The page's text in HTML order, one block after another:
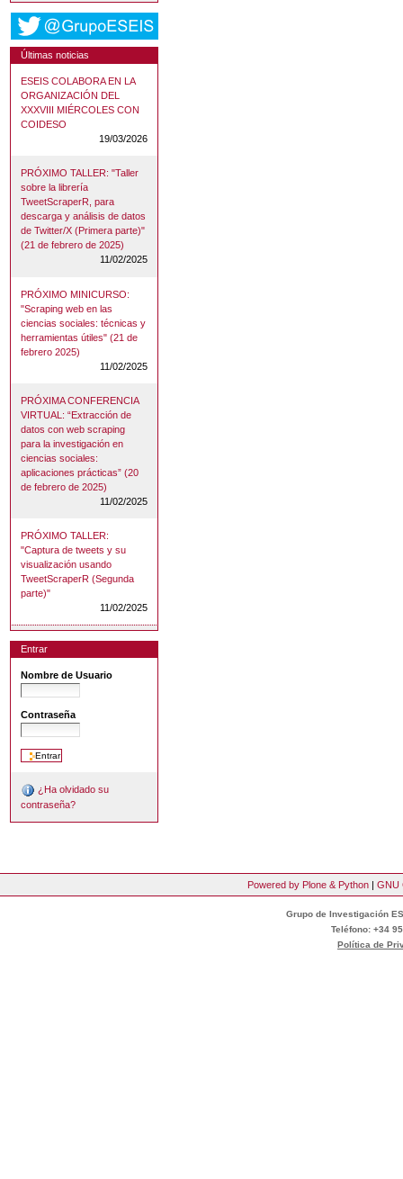
Últimas noticias
ESEIS COLABORA EN LA
ORGANIZACIÓN DEL
XXXVIII MIÉRCOLES CON
COIDESO
19/03/2026
PRÓXIMO TALLER: "Taller
sobre la librería
TweetScraperR, para
descarga y análisis de datos
de Twitter/X (Primera parte)"
(21 de febrero de 2025)
11/02/2025
PRÓXIMO MINICURSO:
"Scraping web en las
ciencias sociales: técnicas y
herramientas útiles" (21 de
febrero 2025)
11/02/2025
PRÓXIMA CONFERENCIA
VIRTUAL: “Extracción de
datos con web scraping
para la investigación en
ciencias sociales:
aplicaciones prácticas” (20
de febrero de 2025)
11/02/2025
PRÓXIMO TALLER:
"Captura de tweets y su
visualización usando
TweetScraperR (Segunda
parte)"
11/02/2025
Entrar
Nombre de Usuario
Contraseña
¿Ha olvidado su
contraseña?
Powered by Plone & Python | GNU
Grupo de Investigación
Teléfono: +34
Política de